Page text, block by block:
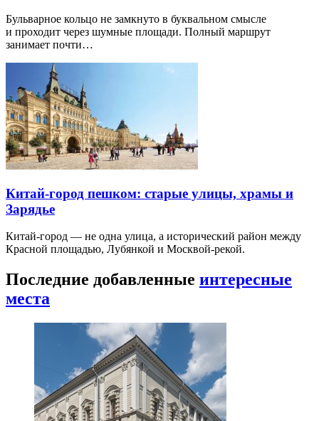
Бульварное кольцо не замкнуто в буквальном смысле
и проходит через шумные площади. Полный маршрут
занимает почти…
Китай-город пешком: старые улицы, храмы и
Зарядье
Китай-город — не одна улица, а исторический район между
Красной площадью, Лубянкой и Москвой-рекой.
Последние добавленные интересные
места